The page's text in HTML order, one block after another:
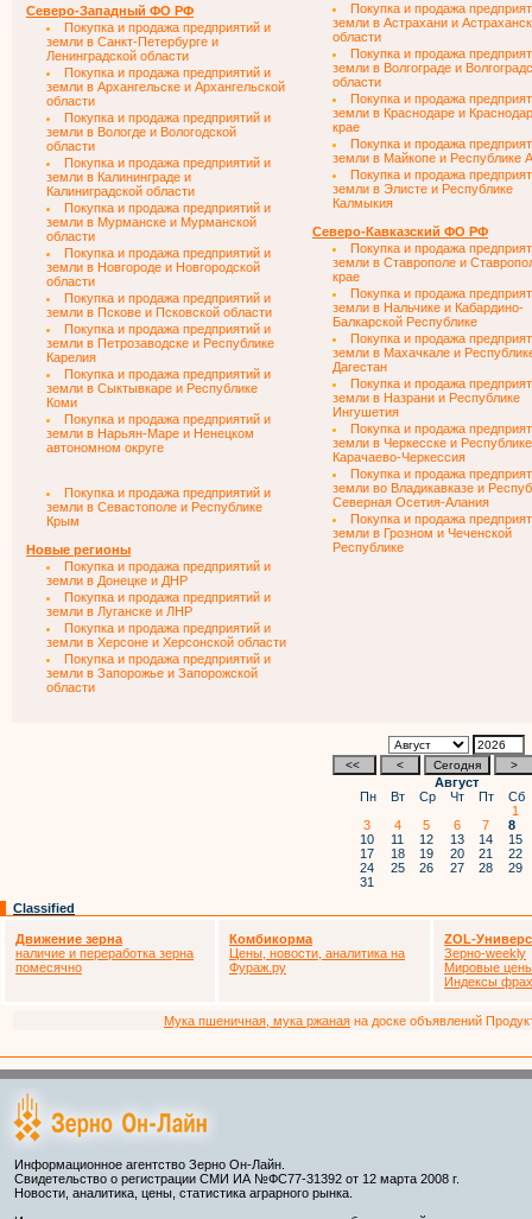
Северо-Западный ФО РФ
Покупка и продажа предприятий и
земли в Санкт-Петербурге и
Ленинградской области
Покупка и продажа предприятий и
земли в Архангельске и Архангельской
области
Покупка и продажа предприятий и
земли в Вологде и Вологодской
области
Покупка и продажа предприятий и
земли в Калининграде и
Калиниградской области
Покупка и продажа предприятий и
земли в Мурманске и Мурманской
области
Покупка и продажа предприятий и
земли в Новгороде и Новгородской
области
Покупка и продажа предприятий и
земли в Пскове и Псковской области
Покупка и продажа предприятий и
земли в Петрозаводске и Республике
Карелия
Покупка и продажа предприятий и
земли в Сыктывкаре и Республике
Коми
Покупка и продажа предприятий и
земли в Нарьян-Маре и Ненецком
автономном округе
Покупка и продажа предприятий и
земли в Севастополе и Республике
Крым
Новые регионы
Покупка и продажа предприятий и
земли в Донецке и ДНР
Покупка и продажа предприятий и
земли в Луганске и ЛНР
Покупка и продажа предприятий и
земли в Херсоне и Херсонской области
Покупка и продажа предприятий и
земли в Запорожье и Запорожской
области
Покупка и продажа
земли в Астрахани и
области
Покупка и продажа
земли в Волгограде и
области
Покупка и продажа
земли в Краснодаре и
крае
Покупка и продажа
земли в Майкопе и Республике
Покупка и продажа
земли в Элисте и Республике
Калмыкия
Северо-Кавказский ФО РФ
Покупка и продажа
земли в Ставрополе и
крае
Покупка и продажа
земли в Нальчике и Кабардино-
Балкарской Республике
Покупка и продажа
земли в Махачкале и
Дагестан
Покупка и продажа
земли в Назрани и Республике
Ингушетия
Покупка и продажа
земли в Черкесске и Республике
Карачаево-Черкессия
Покупка и продажа
земли во Владикавказе и
Северная Осетия-Алания
Покупка и продажа
земли в Грозном и Чеченской
Республике
Август
Пн
Вт Ср Чт Пт Сб
1
3
4 5 6 7 8
10
11 12 13 14 15
17
18 19 20 21 22
24
25 26 27 28 29
31
Classified
Движение зерна
наличие и переработка зерна
помесячно
Комбикорма
Цены, новости, аналитика на
Фураж.ру
ZOL-
Зерно-weekly
Мировые
Индексы
Мука пшеничная, мука ржаная на доске объявлений
Информационное агентство Зерно Он-Лайн.
Свидетельство о регистрации СМИ ИА №ФС77-31392 от 12 марта 2008 г.
Новости, аналитика, цены, статистика аграрного рынка.